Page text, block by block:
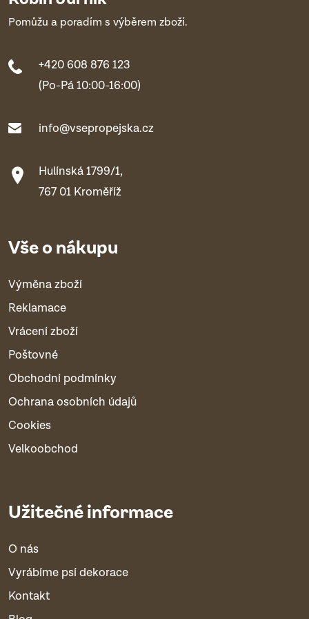
Pomůžu a poradím s výběrem zboží.
+420 608 876 123
(Po-Pá 10:00-16:00)
info@vsepropejska.cz
Hulínská 1799/1,
767 01 Kroměříž
Vše o nákupu
Výměna zboží
Reklamace
Vrácení zboží
Poštovné
Obchodní podmínky
Ochrana osobních údajů
Cookies
Velkoobchod
Užitečné informace
O nás
Vyrábíme psí dekorace
Kontakt